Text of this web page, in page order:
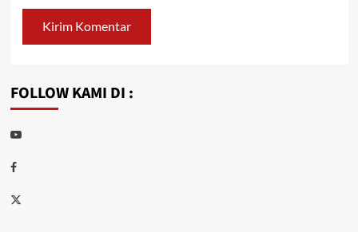
FOLLOW KAMI DI :
Youtube
Facebook
Twitter